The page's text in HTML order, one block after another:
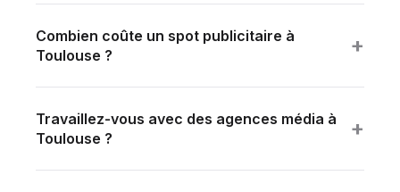
Combien coûte un spot publicitaire à
Toulouse ?
+
000 €.
Travaillez-vous avec des agences média à
Toulouse ?
+